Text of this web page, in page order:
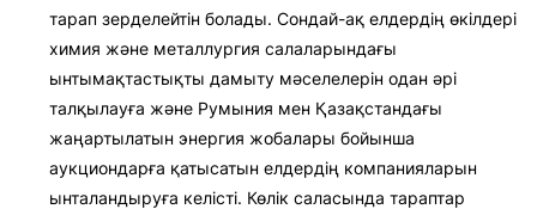
тарап зерделейтін болады. Сондай-ақ елдердің өкілдері
химия және металлургия салаларындағы
ынтымақтастықты дамыту мәселелерін одан әрі
талқылауға және Румыния мен Қазақстандағы
жаңартылатын энергия жобалары бойынша
аукциондарға қатысатын елдердің компанияларын
ынталандыруға келісті. Көлік саласында тараптар